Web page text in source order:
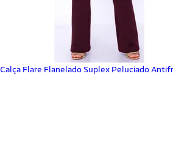
Calça Flare Flanelado Suplex Peluciado